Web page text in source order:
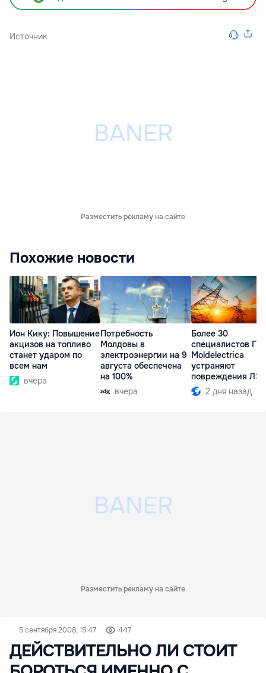
Источник
Разместить рекламу на сайте
Похожие новости
Ион Кику: Повышение
акцизов на топливо
станет ударом по
всем нам
вчера
Потребность
Молдовы в
электроэнергии на 9
августа обеспечена
на 100%
вчера
Более 30
специалистов ГП
Moldelectrica
устраняют
повреждения
Бельцы-
2 дня назад
Разместить рекламу на сайте
5 сентября 2008, 15:47 447
ДЕЙСТВИТЕЛЬНО ЛИ СТОИТ